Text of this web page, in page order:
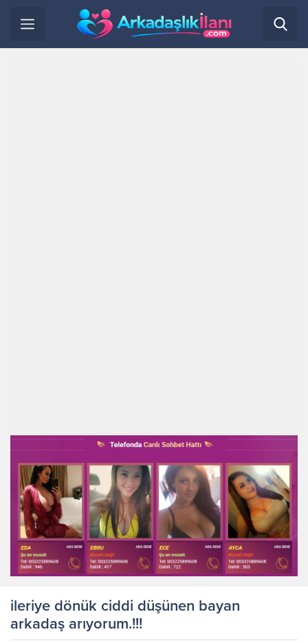
ileriye dönük ciddi düşünen bayan
arkadaş arıyorum.!!!